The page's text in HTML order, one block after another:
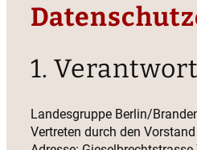
1.
Landesgruppe Berlin/
Vertreten durch den Vorstand